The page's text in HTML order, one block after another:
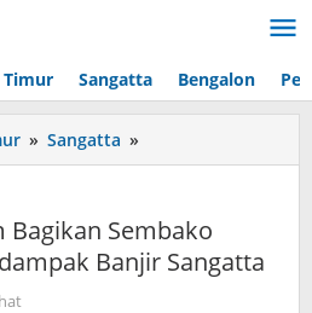
Timur Sangatta Bengalon
» Sangatta »
PPP
Sembako
Untuk
Bagikan Sembako
Banjir Sangatta